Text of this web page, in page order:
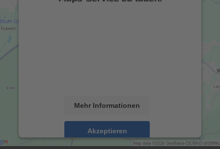
Mehr Informationen
Akzeptieren